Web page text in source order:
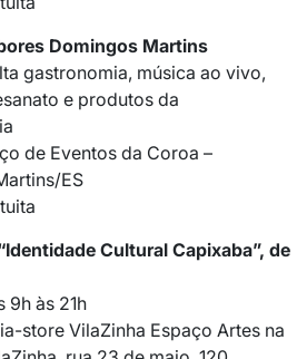
Domingos Martins
gastronomia, música ao vivo,
e produtos da
de Eventos da Coroa –
ES
Cultural Capixaba”, de
9h às 21h
store VilaZinha Espaço Artes na